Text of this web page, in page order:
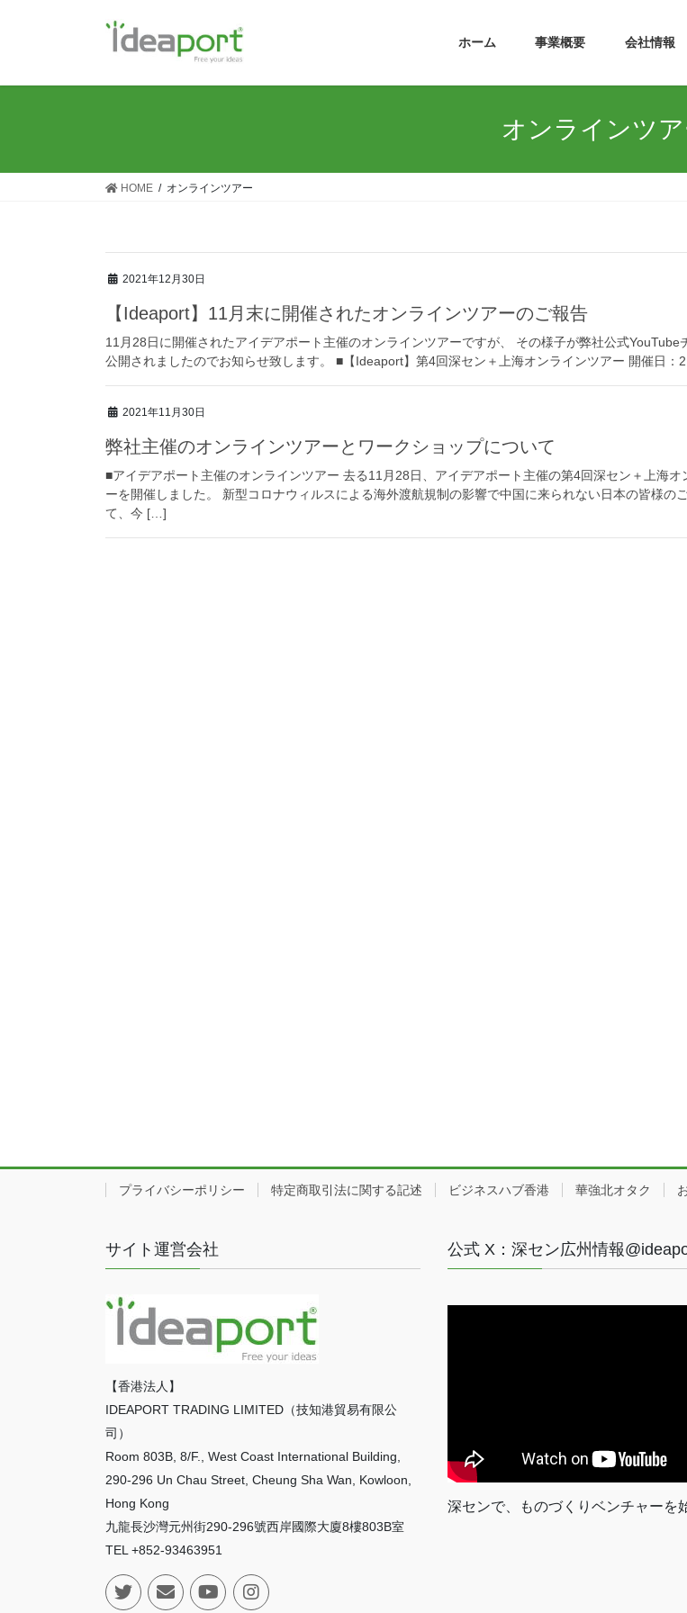
ホーム 事業概要 会社情報
オンラインツ
HOME オンラインツアー
2021年12月30日
【Ideaport】11月末に開催されたオンラインツアーのご報告
11月28日に開催されたアイデアポート主催のオンラインツアーですが、 その様子が弊社公式YouTube
公開されましたのでお知らせ致します。 ■【Ideaport】第4回深セン＋上海オンラインツアー 開催日：
2021年11月30日
弊社主催のオンラインツアーとワークショップについて
■アイデアポート主催のオンラインツアー 去る11月28日、アイデアポート主催の第4回深セン＋上海オ
ーを開催しました。 新型コロナウィルスによる海外渡航規制の影響で中国に来られない日本の皆様の
て、今 […]
プライバシーポリシー 特定商取引法に関する記述 ビジネスハブ香港 華強北オタク
サイト運営会社
【香港法人】
IDEAPORT TRADING LIMITED（技知港貿易有限公
司）
Room 803B, 8/F., West Coast International Building,
290-296 Un Chau Street, Cheung Sha Wan, Kowloon,
Hong Kong
九龍長沙灣元州街290-296號西岸國際大廈8樓803B室
TEL +852-93463951
公式 X：深セン広州情報
深センで、ものづくりベンチャーを